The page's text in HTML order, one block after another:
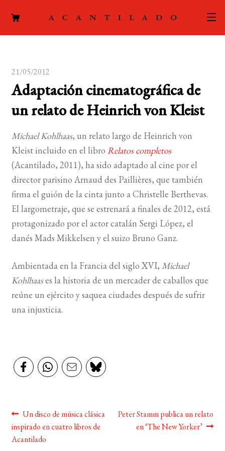
menú
ACTUALIDAD
el
LA EDITORIAL
menú
hijo
FOREIGN RIGHTS
CONTACTO
MI CUENTA
LISTA DE LIBROS
21/05/2012
Adaptación cinematográfica de
un relato de Heinrich von Kleist
Michael Kohlhaas, un relato largo de Heinrich von
Kleist incluido en el libro Relatos completos
(Acantilado, 2011), ha sido adaptado al cine por el
director parisino Arnaud des Paillières, que también
firma el guión de la cinta junto a Christelle Berthevas.
El largometraje, que se estrenará a finales de 2012, está
protagonizado por el actor catalán Sergi López, el
danés Mads Mikkelsen y el suizo Bruno Ganz.
Ambientada en la Francia del siglo XVI, Michael
Kohlhaases la historia de un mercader de caballos que
reúne un ejército y saquea ciudades después de sufrir
una injusticia.
Navegación
de
Anterior:
Un disco de música clásica
inspirado en cuatro libros de
Acantilado
Siguiente:
Peter Stamm publica un relato
en ‘The New Yorker’